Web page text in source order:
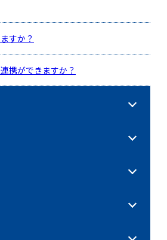
すか？
携ができますか？